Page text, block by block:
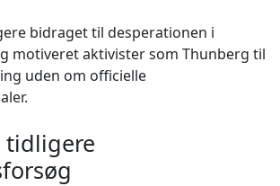
bidraget til desperationen i
motiveret aktivister som Thunberg til
uden om officielle
tidligere